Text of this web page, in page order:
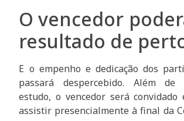
O vencedor
resultado de
E o empenho e dedicação dos
passará despercebido. Além
estudo, o vencedor será convidado
assistir presencialmente à final da